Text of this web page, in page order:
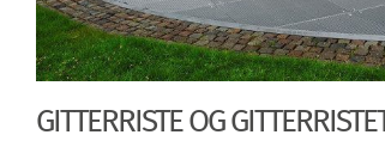
GITTERRISTE OG